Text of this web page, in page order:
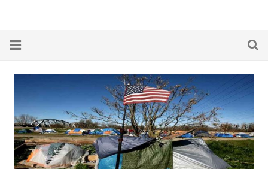
Home
¿Qué es la RED PP?
Alimentos
Ambiente